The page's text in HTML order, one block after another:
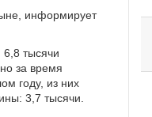
информирует
тысячи
за время
году, из них
3,7 тысячи.